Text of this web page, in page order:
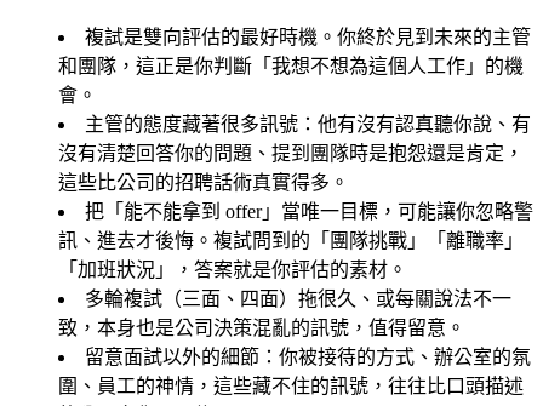
複試是雙向評估的最好時機。你終於見到未來的主管
和團隊，這正是你判斷「我想不想為這個人工作」的機
會。
主管的態度藏著很多訊號：他有沒有認真聽你說、有
沒有清楚回答你的問題、提到團隊時是抱怨還是肯定，
這些比公司的招聘話術真實得多。
把「能不能拿到 offer」當唯一目標，可能讓你忽略警
訊、進去才後悔。複試問到的「團隊挑戰」「離職率」
「加班狀況」，答案就是你評估的素材。
多輪複試（三面、四面）拖很久、或每關說法不一
致，本身也是公司決策混亂的訊號，值得留意。
留意面試以外的細節：你被接待的方式、辦公室的氛
圍、員工的神情，這些藏不住的訊號，往往比口頭描述